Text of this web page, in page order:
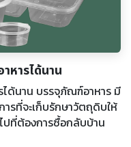
หารได้นาน
ได้นาน บรรจุภัณฑ์อาหาร มี
รที่จะเก็บรักษาวัตถุดิบให้
ปที่ต้องการซื้อกลับบ้าน